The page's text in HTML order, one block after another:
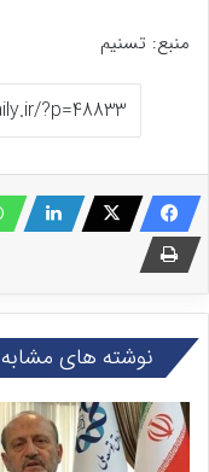
منبع: تسنیم
نوشته های مشابه